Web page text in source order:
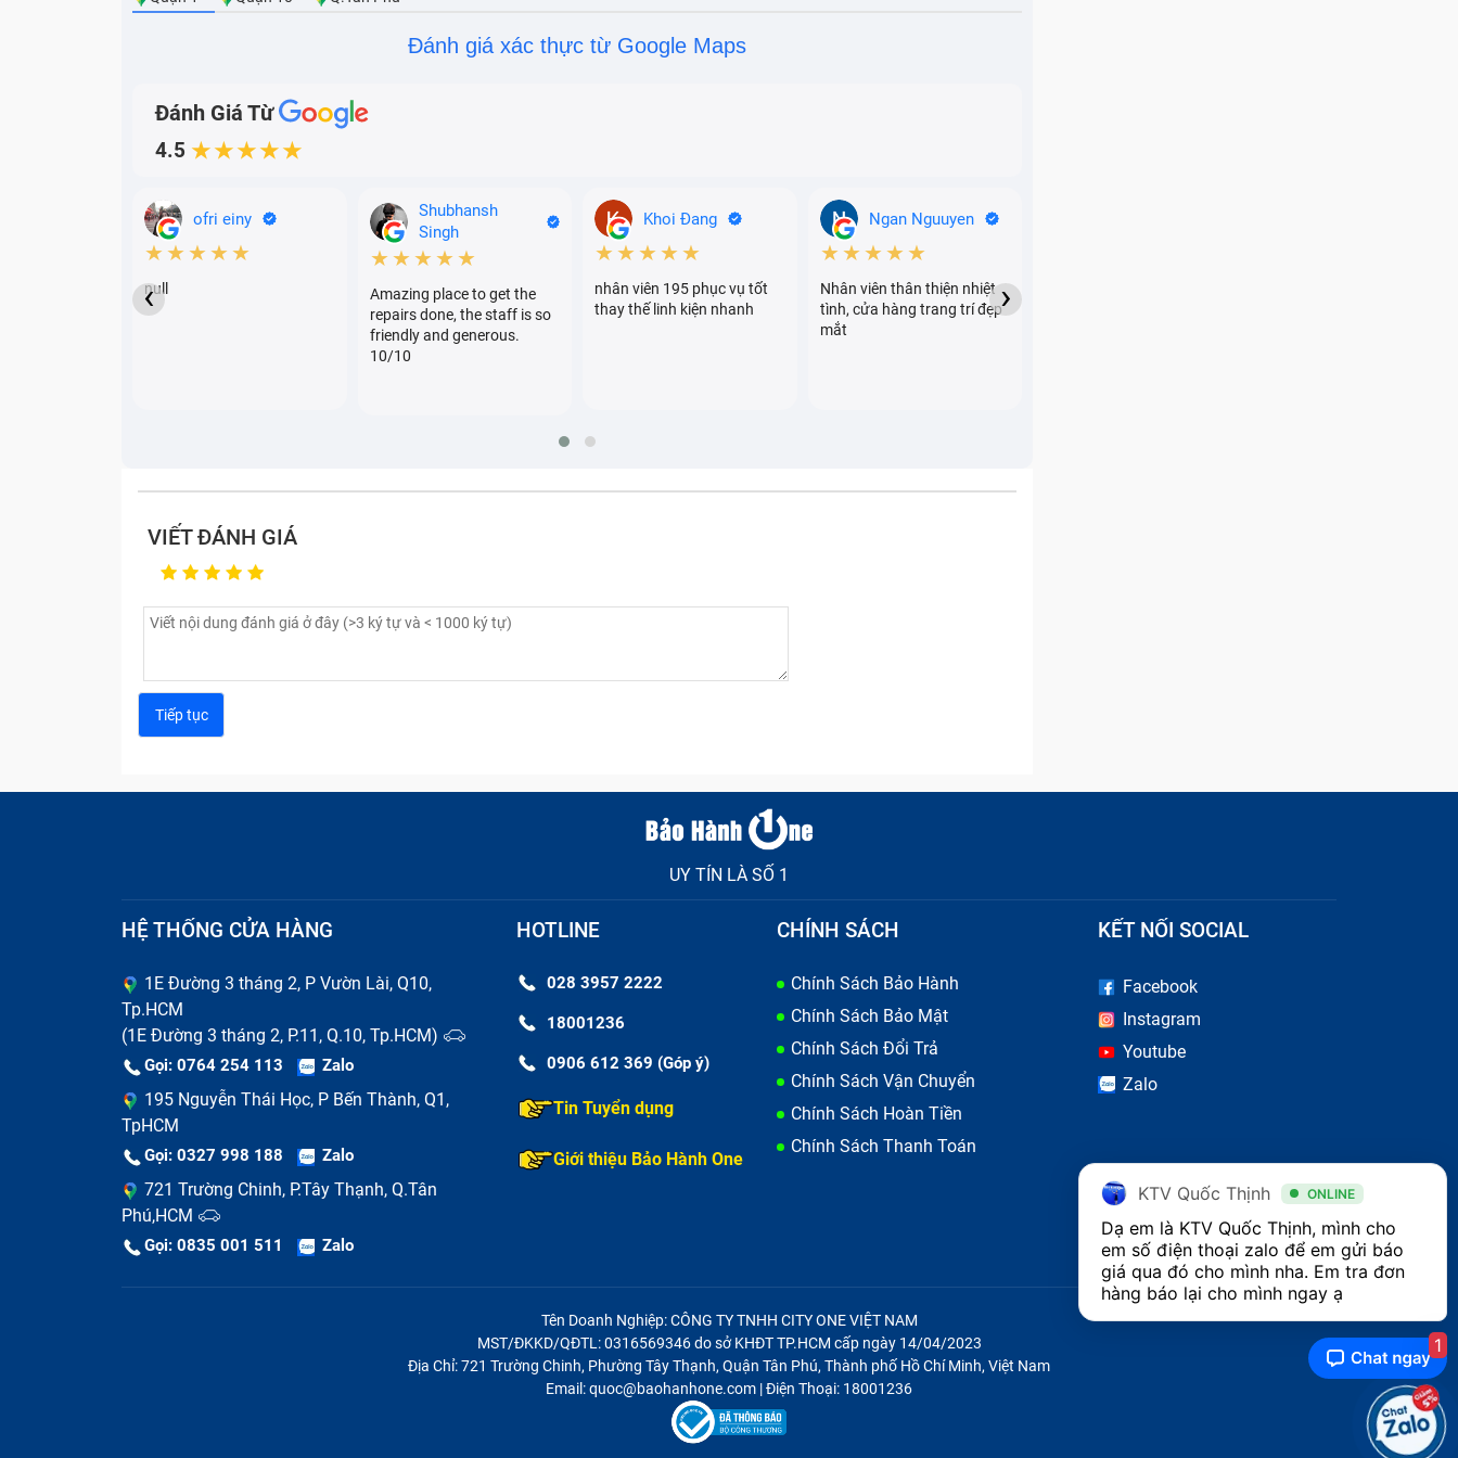
chập, cháy.
không ổn định khiến Laptop bị treo, tắt nguồn.
nhưng máy tính không nhận sạc khi cắm vào. Lúc này, vấn đề chính nằm ở phần bên trong hộp sạc, có thể
mạch bên trong đã bị đứt, hỏng chip,…
hỏng?
Do đâu mà sạc Adapter Laptop Asus 19V – 6.32A (Kim Nhỏ) Slim bị hỏng?
Chúng ta thường có thói quen cuộn dây sạc sai cách, đè vật nặng chặn lên đầu dây,….khiến cho phần lõi
trong dây dẫn bị tạo nếp và đứt qua thời gian.
Đánh giá xác thực từ Google Maps
Đánh Giá Từ
4.5 ★★★★★
ofri einy
★★★★★
null
Shubhansh
Singh
★★★★★
Amazing place to get the
repairs done, the staff is so
friendly and generous.
10/10
Khoi Đang
★★★★★
nhân viên 195 phục vụ tốt
thay thế linh kiện nhanh
Ngan Nguuyen
★★★★★
Nhân viên thân thiện nhiệt
tình, cửa hàng trang trí đẹp
mắt
‹ ›
VIẾT ĐÁNH GIÁ
UY TÍN LÀ SỐ 1
HỆ THỐNG CỬA HÀNG
1E Đường 3 tháng 2, P Vườn Lài, Q10,
Tp.HCM
(1E Đường 3 tháng 2, P.11, Q.10, Tp.HCM)
Gọi: 0764 254 113 Zalo
195 Nguyễn Thái Học, P Bến Thành, Q1,
TpHCM
Gọi: 0327 998 188 Zalo
721 Trường Chinh, P.Tây Thạnh, Q.Tân
Phú,HCM
Gọi: 0835 001 511 Zalo
HOTLINE
028 3957 2222
18001236
0906 612 369 (Góp ý)
Tin Tuyển dụng
Giới thiệu Bảo Hành One
CHÍNH SÁCH
Chính Sách Bảo Hành
Chính Sách Bảo Mật
Chính Sách Đổi Trả
Chính Sách Vận Chuyển
Chính Sách Hoàn Tiền
Chính Sách Thanh Toán
KẾT NỐI SOCIAL
Facebook
Instagram
Youtube
Zalo
Tên Doanh Nghiệp: CÔNG TY TNHH CITY ONE VIỆT NAM
MST/ĐKKD/QĐTL: 0316569346 do sở KHĐT TP.HCM cấp ngày 14/04/2023
Địa Chỉ: 721 Trường Chinh, Phường Tây Thạnh, Quận Tân Phú, Thành phố Hồ Chí Minh, Việt Nam
Email: quoc@baohanhone.com | Điện Thoại: 18001236
KTV Quốc Thịnh ONLINE
Dạ em là KTV Quốc Thịnh, mình cho
em số điện thoại zalo để em gửi báo
giá qua đó cho mình nha. Em tra đơn
hàng báo lại cho mình ngay ạ
1